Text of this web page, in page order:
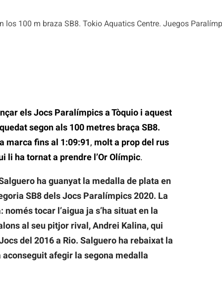
los 100 m braza SB8. Tokio Aquatics Centre. Juegos
els Jocs Paralímpics a Tòquio i aquest
segon als 100 metres braça SB8.
marca fins al 1:09:91, molt a prop del rus
li ha tornat a prendre l’Or Olímpic.
ha guanyat la medalla de plata en
SB8 dels Jocs Paralímpics 2020. La
tocar l’aigua ja s’ha situat en la
al seu pitjor rival, Andrei Kalina, qui
del 2016 a Rio. Salguero ha rebaixat la
aconseguit afegir la segona medalla